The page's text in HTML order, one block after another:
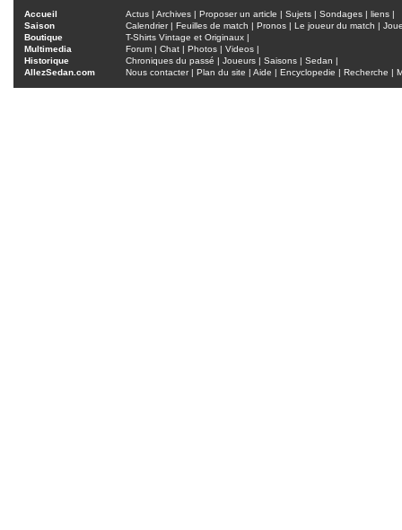
Accueil Actus | Archives | Proposer un article | Sujets | Sondages | liens |
Saison
Calendrier| Feuilles de match | Pronos | Le joueur du match |
Boutique
T-Shirts Vintage et Originaux |
Multimedia
Forum | Chat | Photos | Videos |
Historique
Chroniques du passé | Joueurs | Saisons | Sedan |
AllezSedan.com
Nous contacter| Plan du site | Aide | Encyclopedie | Recherche |